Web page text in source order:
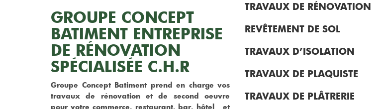
GROUPE CONCEPT
BATIMENT ENTREPRISE
DE RÉNOVATION
SPÉCIALISÉE C.H.R
Groupe Concept Batiment prend en charge vos
travaux de rénovation et de second oeuvre
pour votre commerce, restaurant, bar, hôtel et
TRAVAUX DE RÉNOVATION
REVÊTEMENT DE SOL
TRAVAUX D’ISOLATION
TRAVAUX DE PLAQUISTE
TRAVAUX DE PLÂTRERIE